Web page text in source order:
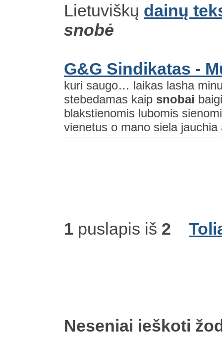
Lietuviškų dainų
snobė
G&G Sindikatas -
kuri saugo… laikas lasha
stebedamas kaip snobai
blakstienomis lubomis
vienetus o mano siela
1 puslapis iš 2
Neseniai ieškoti